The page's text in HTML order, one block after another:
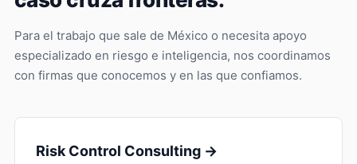
Para el trabajo que sale de México o necesita apoyo
especializado en riesgo e inteligencia, nos coordinamos
con firmas que conocemos y en las que confiamos.
Risk Control Consulting →